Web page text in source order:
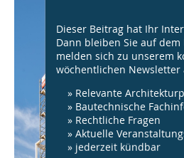
Dieser Beitrag hat Ihr
Dann bleiben Sie auf
melden sich zu unserem
wöchentlichen Newsletter
» Relevante
» Bautechnische
» Rechtliche Fragen
» Aktuelle
» jederzeit kündbar